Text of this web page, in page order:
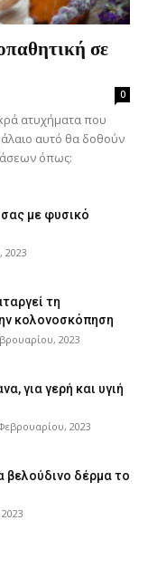
σε
0
ατυχήματα που
αυτό θα δοθούν
όπως:
με φυσικό
2023
τη
κολονοσκόπηση
2023
για γερή και υγιή
2023
βελούδινο δέρμα το